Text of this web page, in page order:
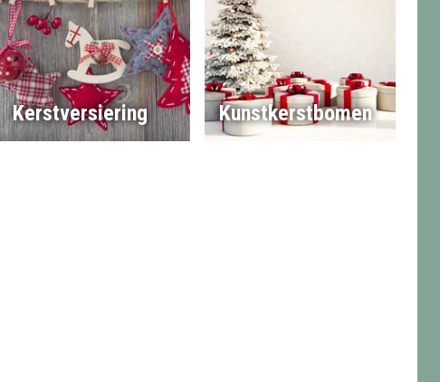
Kerstversiering Kunstkerstbomen